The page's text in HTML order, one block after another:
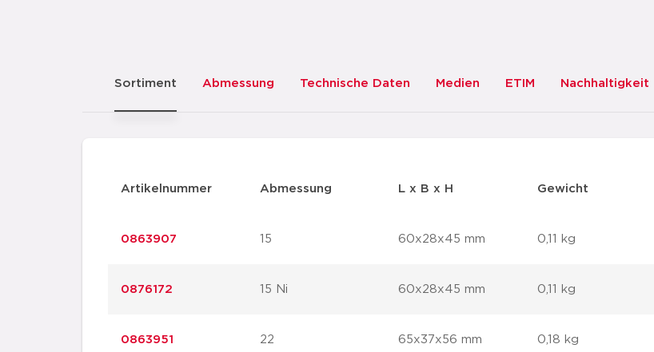
Sortiment Abmessung Technische Daten Medien ETIM Nachhaltigkeit
Artikelnummer Abmessung L x B x H Gewicht
0863907 15 60x28x45 mm 0,11 kg
0876172 15 Ni 60x28x45 mm 0,11 kg
0863951 22 65x37x56 mm 0,18 kg